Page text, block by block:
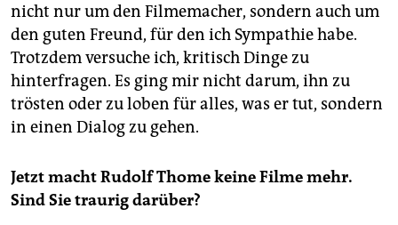
nicht nur um den Filmemacher, sondern auch um
den guten Freund, für den ich Sympathie habe.
Trotzdem versuche ich, kritisch Dinge zu
hinterfragen. Es ging mir nicht darum, ihn zu
trösten oder zu loben für alles, was er tut, sondern
in einen Dialog zu gehen.
Jetzt macht Rudolf Thome keine Filme mehr.
Sind Sie traurig darüber?